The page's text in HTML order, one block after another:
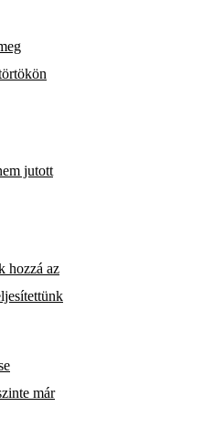
jutott
hozzá az
már